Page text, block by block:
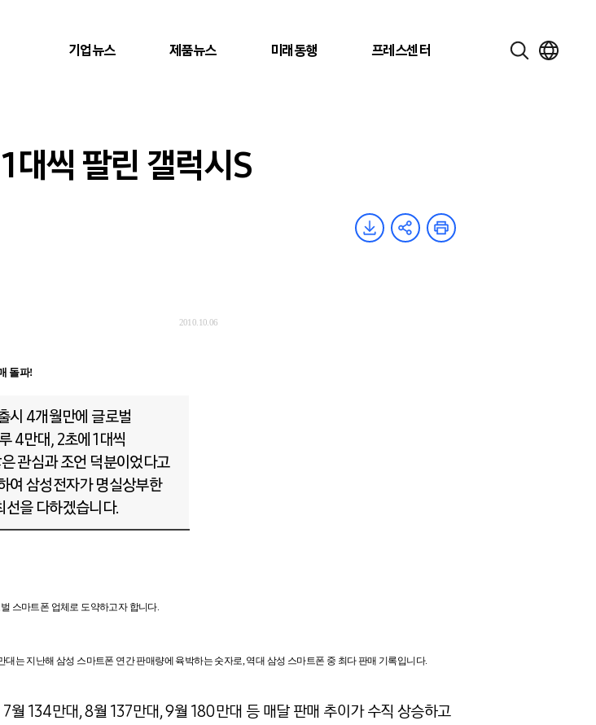
기업뉴스 제품뉴스 미래동행 프레스센터
씩 팔린 갤럭시S
돌파!
시 4개월만에 글로벌
4만대, 2초에 1대씩
관심과 조언 덕분이었다고
여 삼성전자가 명실상부한
선을 다하겠습니다.
스마트폰 업체로 도약하고자 합니다.
는 지난해 삼성 스마트폰 연간 판매량에 육박하는 숫자로, 역대 삼성 스마트폰 중 최다 판매 기록입니다.
월 134만대, 8월 137만대, 9월 180만대 등 매달 판매 추이가 수직 상승하고